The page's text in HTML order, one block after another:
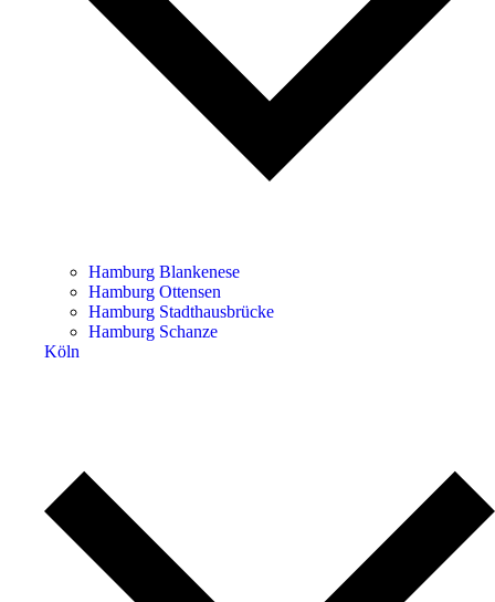
Hamburg Blankenese
Hamburg Ottensen
Hamburg Stadthausbrücke
Hamburg Schanze
Köln